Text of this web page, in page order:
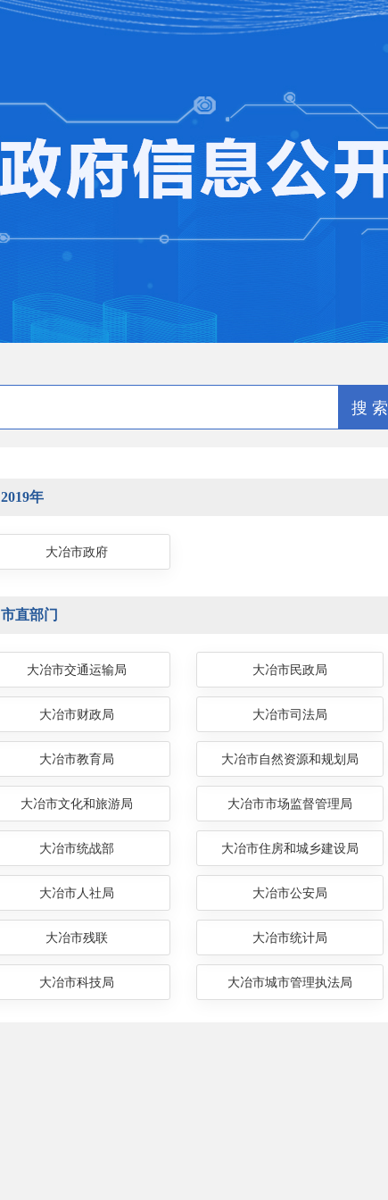
搜 索
2019年
大冶市政府
市直部门
大冶市交通运输局 大冶市民政局
大冶市财政局 大冶市司法局
大冶市教育局 大冶市自然资源和规划局
大冶市文化和旅游局 大冶市市场监督管理局
大冶市统战部 大冶市住房和城乡建设局
大冶市人社局 大冶市公安局
大冶市残联 大冶市统计局
大冶市科技局 大冶市城市管理执法局